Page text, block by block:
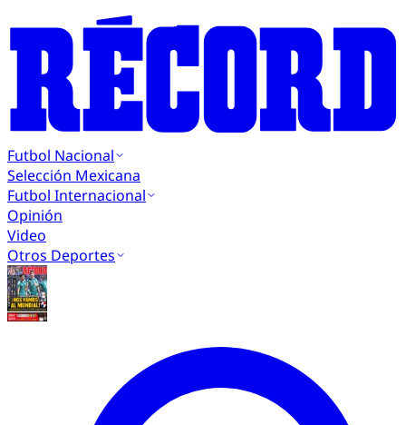
Futbol Nacional
Selección Mexicana
Futbol Internacional
Opinión
Video
Otros Deportes